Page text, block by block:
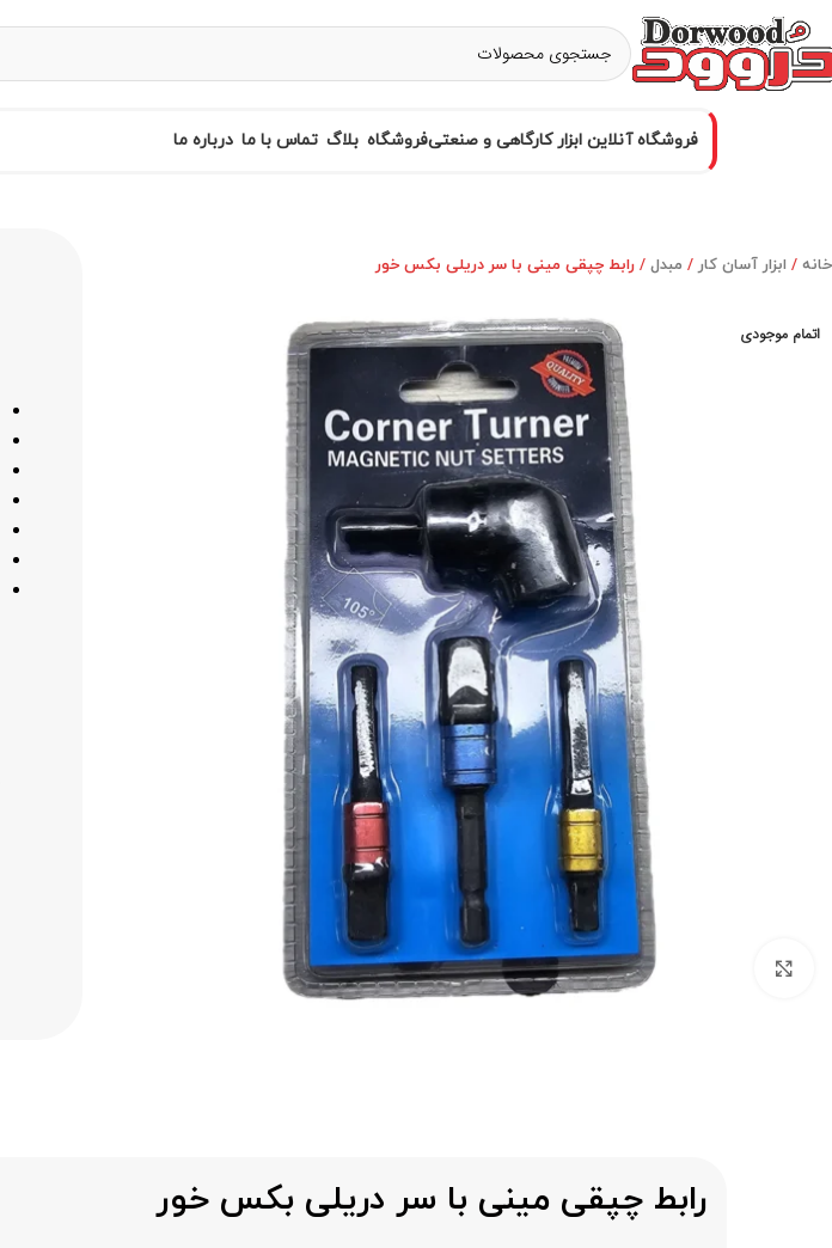
فروشگاه آنلاین ابزار کارگاهی و صنعتیفروشگاه بلاگ تماس با ما درباره ما
خانه ابزار آسان کار مبدل رابط چپقی مینی با سر دریلی بکس خور
اتمام موجودی
برای بزرگنمایی کلیک کنید
رابط چپقی مینی با سر دریلی بکس خور